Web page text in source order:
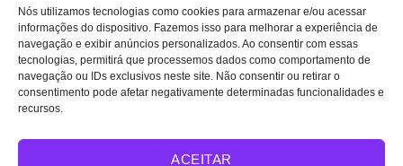
Nós utilizamos tecnologias como cookies para armazenar e/ou acessar
informações do dispositivo. Fazemos isso para melhorar a experiência de
navegação e exibir anúncios personalizados. Ao consentir com essas
tecnologias, permitirá que processemos dados como comportamento de
navegação ou IDs exclusivos neste site. Não consentir ou retirar o
consentimento pode afetar negativamente determinadas funcionalidades e
recursos.
ACEITAR
Visa MasterCard